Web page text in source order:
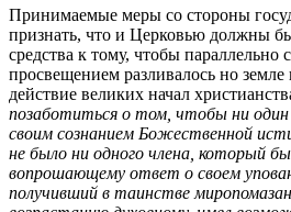
Принимаемые меры со стороны
признать, что и Церковью должны
средства к тому, чтобы
просвещением разливалось но
действие великих начал
позаботиться о том, чтобы ни
своим сознанием Божественной
не было ни одного члена, который
вопрошающему ответ о своем
получивший в таинстве